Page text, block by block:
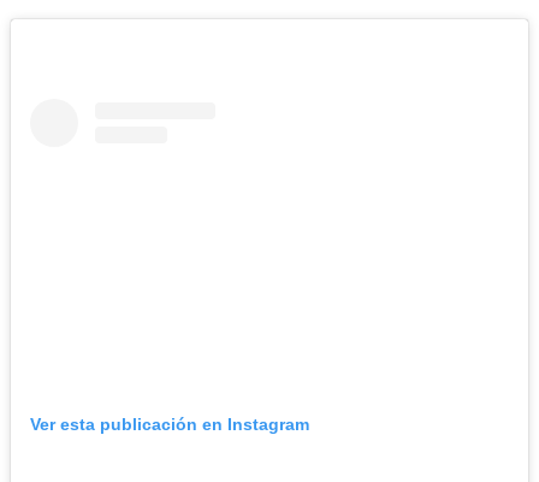
Ver esta publicación en Instagram